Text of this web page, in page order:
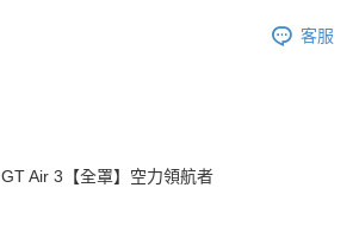
客服
GT Air 3【全罩】空力領航者